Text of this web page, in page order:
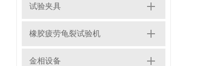
试验夹具
橡胶疲劳龟裂试验机
金相设备